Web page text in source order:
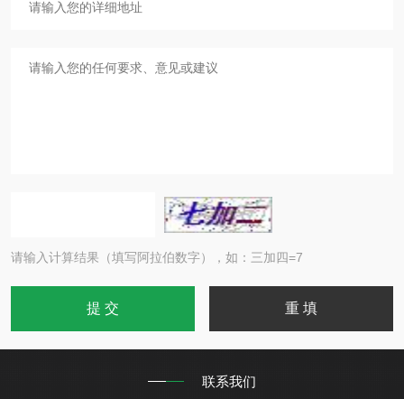
请输入计算结果（填写阿拉伯数字），如：三加四=7
联系我们